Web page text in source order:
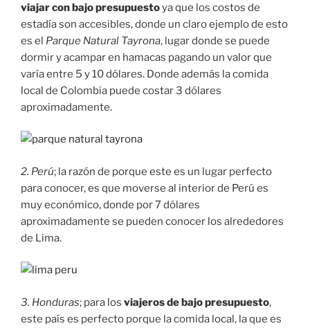
viajar con bajo presupuestoya que los costos de
estadía son accesibles, donde un claro ejemplo de esto
es el Parque Natural Tayrona, lugar donde se puede
dormir y acampar en hamacas pagando un valor que
varía entre 5 y 10 dólares. Donde además la comida
local de Colombia puede costar 3 dólares
aproximadamente.
2. Perú; la razón de porque este es un lugar perfecto
para conocer, es que moverse al interior de Perú es
muy económico, donde por 7 dólares
aproximadamente se pueden conocer los alrededores
de Lima.
3. Honduras; para los viajeros de bajo presupuesto,
este país es perfecto porque la comida local, la que es